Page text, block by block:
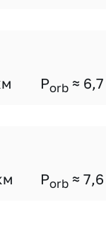
Porb ≈ 6,7
Porb ≈ 7,6